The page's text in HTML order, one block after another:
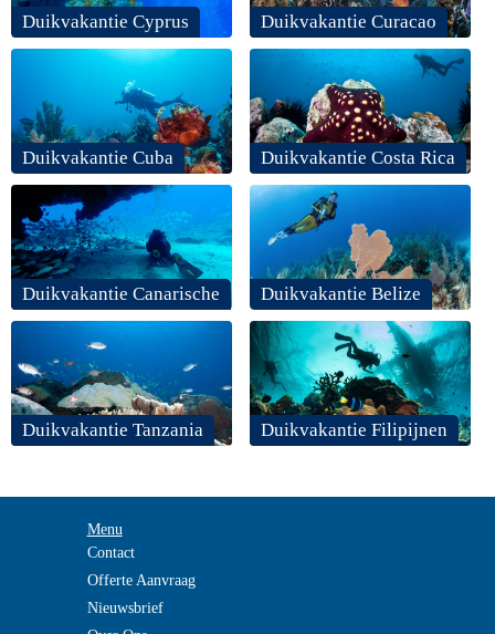
Duikvakantie Cyprus Duikvakantie Curacao
Duikvakantie Cuba Duikvakantie Costa Rica
Duikvakantie Canarische Duikvakantie Belize
Duikvakantie Tanzania Duikvakantie Filipijnen
Menu
Contact
Offerte Aanvraag
Nieuwsbrief